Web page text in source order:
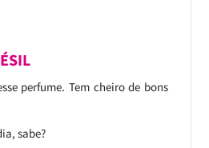
perfume. Tem cheiro de bons
sabe?